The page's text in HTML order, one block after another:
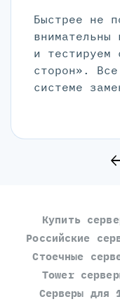
Быстрее не
и тестируем
сторон».
системе
Купить
Российские
Стоечные
Tower
Серверы для